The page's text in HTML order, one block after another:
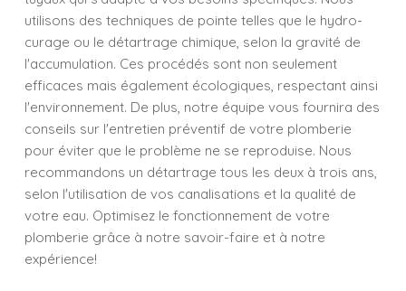
utilisons des techniques de pointe telles que le hydro-
curage ou le détartrage chimique, selon la gravité de
l'accumulation. Ces procédés sont non seulement
efficaces mais également écologiques, respectant ainsi
l'environnement. De plus, notre équipe vous fournira des
conseils sur l'entretien préventif de votre plomberie
pour éviter que le problème ne se reproduise. Nous
recommandons un détartrage tous les deux à trois ans,
selon l'utilisation de vos canalisations et la qualité de
votre eau. Optimisez le fonctionnement de votre
plomberie grâce à notre savoir-faire et à notre
expérience!